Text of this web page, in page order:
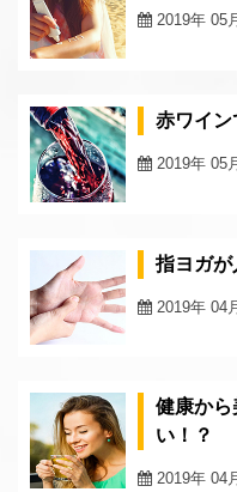
2019年 05
赤ワイン
2019年 05
指ヨガが
2019年 04
健康から
い！？
2019年 04